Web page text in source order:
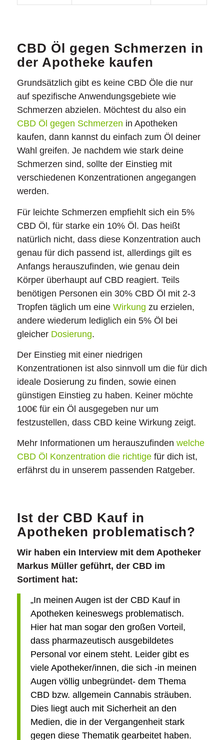
CBD Öl gegen Schmerzen in
der Apotheke kaufen
Grundsätzlich gibt es keine CBD Öle die nur
auf spezifische Anwendungsgebiete wie
Schmerzen abzielen. Möchtest du also ein
CBD Öl gegen Schmerzen in Apotheken
kaufen, dann kannst du einfach zum Öl deiner
Wahl greifen. Je nachdem wie stark deine
Schmerzen sind, sollte der Einstieg mit
verschiedenen Konzentrationen angegangen
werden.
Für leichte Schmerzen empfiehlt sich ein 5%
CBD Öl, für starke ein 10% Öl. Das heißt
natürlich nicht, dass diese Konzentration auch
genau für dich passend ist, allerdings gilt es
Anfangs herauszufinden, wie genau dein
Körper überhaupt auf CBD reagiert. Teils
benötigen Personen ein 30% CBD Öl mit 2-3
Tropfen täglich um eine Wirkung zu erzielen,
andere wiederum lediglich ein 5% Öl bei
gleicher Dosierung.
Der Einstieg mit einer niedrigen
Konzentrationen ist also sinnvoll um die für dich
ideale Dosierung zu finden, sowie einen
günstigen Einstieg zu haben. Keiner möchte
100€ für ein Öl ausgegeben nur um
festzustellen, dass CBD keine Wirkung zeigt.
Mehr Informationen um herauszufinden welche
CBD Öl Konzentration die richtigefür dich ist,
erfährst du in unserem passenden Ratgeber.
Ist der CBD Kauf in
Apotheken problematisch?
Wir haben ein Interview mit dem Apotheker
Markus Müller geführt, der CBD im
Sortiment hat:
„In meinen Augen ist der CBD Kauf in
Apotheken keineswegs problematisch.
Hier hat man sogar den großen Vorteil,
dass pharmazeutisch ausgebildetes
Personal vor einem steht. Leider gibt es
viele Apotheker/innen, die sich -in meinen
Augen völlig unbegründet- dem Thema
CBD bzw. allgemein Cannabis sträuben.
Dies liegt auch mit Sicherheit an den
Medien, die in der Vergangenheit stark
gegen diese Thematik gearbeitet haben.